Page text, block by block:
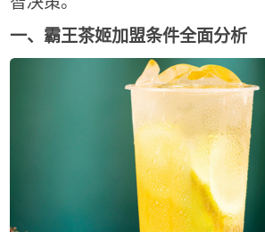
一、霸王茶姬加盟条件全面分析